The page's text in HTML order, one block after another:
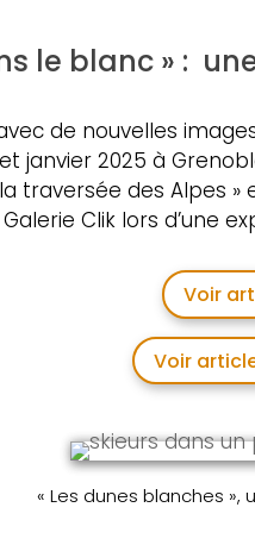
le blanc » :
de nouvelles
janvier 2025 à
traversée des Alpes
Clik lors d’une
Voir
Voir
« Les dunes blanches